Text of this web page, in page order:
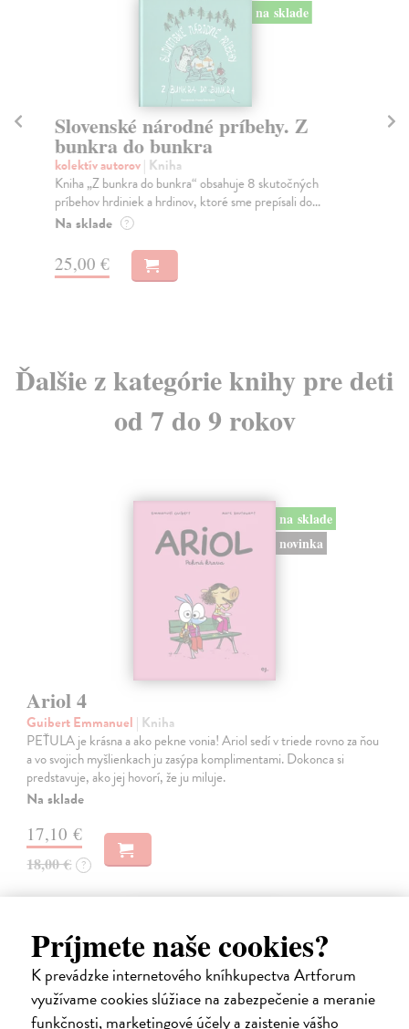
Príjmete naše cookies?
K prevádzke internetového kníhkupectva Artforum
využívame cookies slúžiace na zabezpečenie a meranie
funkčnosti, marketingové účely a zaistenie vášho
na sklade
Slovenské národné príbehy. Z
bunkra do bunkra
kolektív autorov| Kniha
Kniha „Z bunkra do bunkra“ obsahuje 8 skutočných
príbehov hrdiniek a hrdinov, ktoré sme prepísali do...
Na sklade ?
25,00 €
Ďalšie z kategórie knihy pre deti
od 7 do 9 rokov
na sklade
novinka
Ariol 4
Guibert Emmanuel | Kniha
PEŤULA je krásna a ako pekne vonia! Ariol sedí v triede rovno za ňou
a vo svojich myšlienkach ju zasýpa komplimentami. Dokonca si
predstavuje, ako jej hovorí, že ju miluje.
Na sklade
17,10 €
18,00 € ?